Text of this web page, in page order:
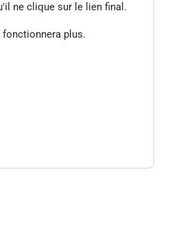
ne clique sur le lien final.
plus.